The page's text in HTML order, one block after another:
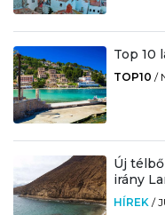
Top 10
TOP10 /
Új
irány
HÍREK /